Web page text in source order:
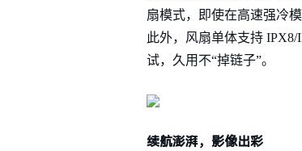
扇模式，即使在高速强冷
此外，风扇单体支持
试，久用不“掉链子”。
续航澎湃，影像出彩